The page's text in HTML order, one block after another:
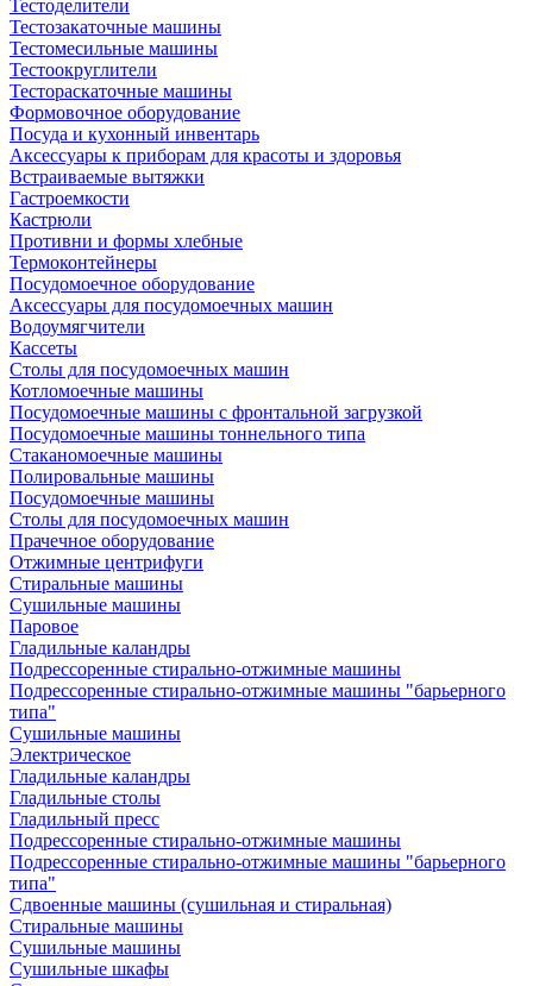
Тестоделители
Тестозакаточные машины
Тестомесильные машины
Тестоокруглители
Тестораскаточные машины
Формовочное оборудование
Посуда и кухонный инвентарь
Аксессуары к приборам для красоты и здоровья
Встраиваемые вытяжки
Гастроемкости
Кастрюли
Противни и формы хлебные
Термоконтейнеры
Посудомоечное оборудование
Аксессуары для посудомоечных машин
Водоумягчители
Кассеты
Столы для посудомоечных машин
Котломоечные машины
Посудомоечные машины с фронтальной загрузкой
Посудомоечные машины тоннельного типа
Стаканомоечные машины
Полировальные машины
Посудомоечные машины
Столы для посудомоечных машин
Прачечное оборудование
Отжимные центрифуги
Стиральные машины
Сушильные машины
Паровое
Гладильные каландры
Подрессоренные стирально-отжимные машины
Подрессоренные стирально-отжимные машины "барьерного
типа"
Сушильные машины
Электрическое
Гладильные каландры
Гладильные столы
Гладильный пресс
Подрессоренные стирально-отжимные машины
Подрессоренные стирально-отжимные машины "барьерного
типа"
Сдвоенные машины (сушильная и стиральная)
Стиральные машины
Сушильные машины
Сушильные шкафы